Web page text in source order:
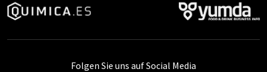
Folgen Sie uns auf Social Media